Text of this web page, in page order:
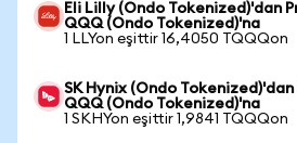
Eli Lilly (Ondo Tokenized)'dan
QQQ (Ondo Tokenized)'na
1 LLYon eşittir 16,4050 TQQQon
SK Hynix (Ondo
QQQ (Ondo Tokenized)'na
1 SKHYon eşittir 1,9841 TQQQon